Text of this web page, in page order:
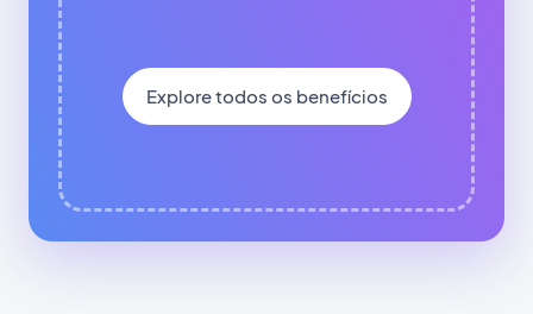
Explore todos os benefícios